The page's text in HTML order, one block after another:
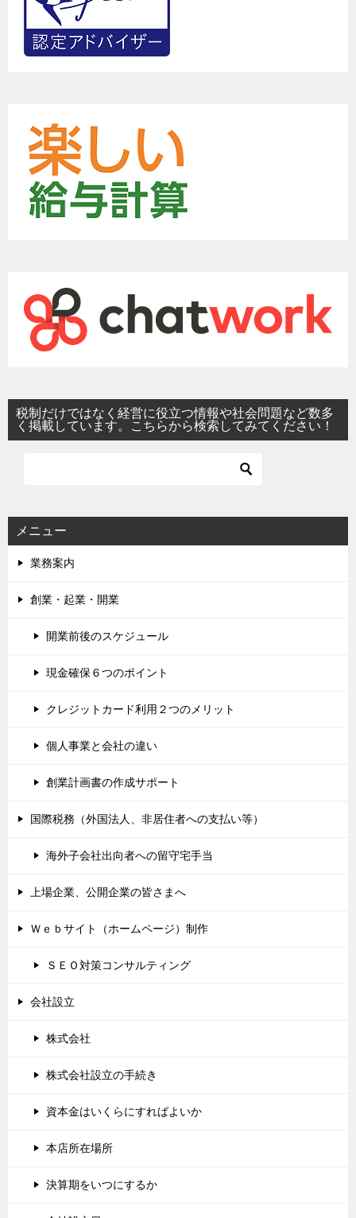
税制だけではなく経営に役立つ情報や社会問題など数多
く掲載しています。こちらから検索してみてください！
メニュー
業務案内
創業・起業・開業
開業前後のスケジュール
現金確保６つのポイント
クレジットカード利用２つのメリット
個人事業と会社の違い
創業計画書の作成サポート
国際税務（外国法人、非居住者への支払い等）
海外子会社出向者への留守宅手当
上場企業、公開企業の皆さまへ
Ｗｅｂサイト（ホームページ）制作
ＳＥＯ対策コンサルティング
会社設立
株式会社
株式会社設立の手続き
資本金はいくらにすればよいか
本店所在場所
決算期をいつにするか